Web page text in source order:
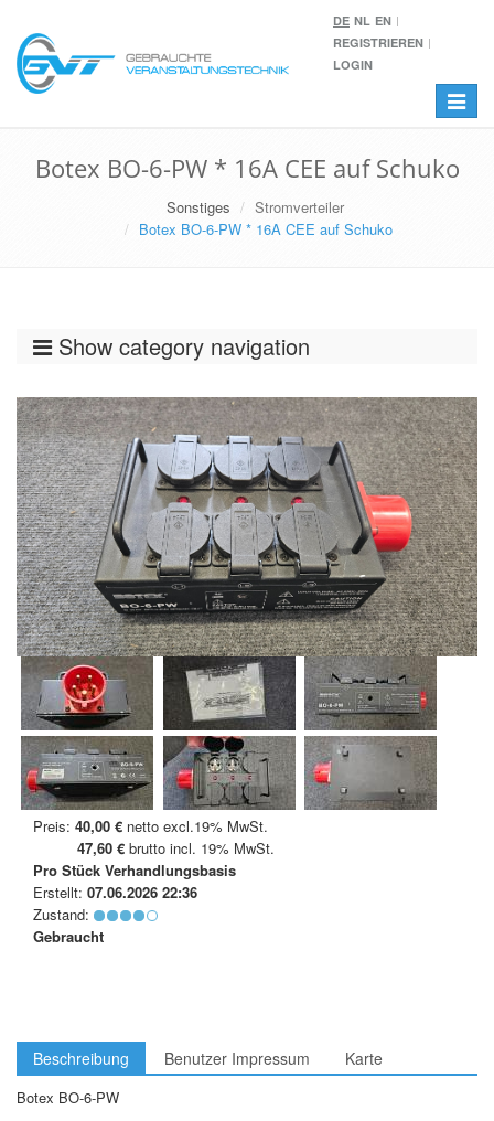
DE NL EN
REGISTRIEREN
LOGIN
Toggle
Botex BO-6-PW * 16A CEE auf Schuko
Sonstiges
Stromverteiler
Botex BO-6-PW * 16A CEE auf Schuko
Show category navigation
Preis: 40,00 € netto excl.19% MwSt.
47,60 € brutto incl. 19% MwSt.
Pro Stück Verhandlungsbasis
Erstellt: 07.06.2026 22:36
Zustand:
Gebraucht
Beschreibung Benutzer Impressum Karte
Botex BO-6-PW